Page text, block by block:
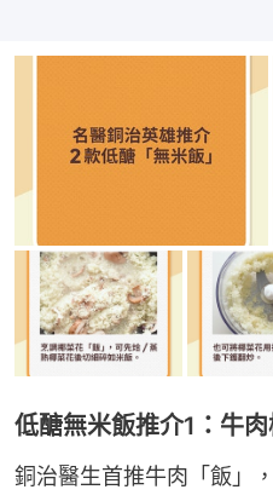
低醣無米飯推介1：牛
銅治醫生首推牛肉「飯」